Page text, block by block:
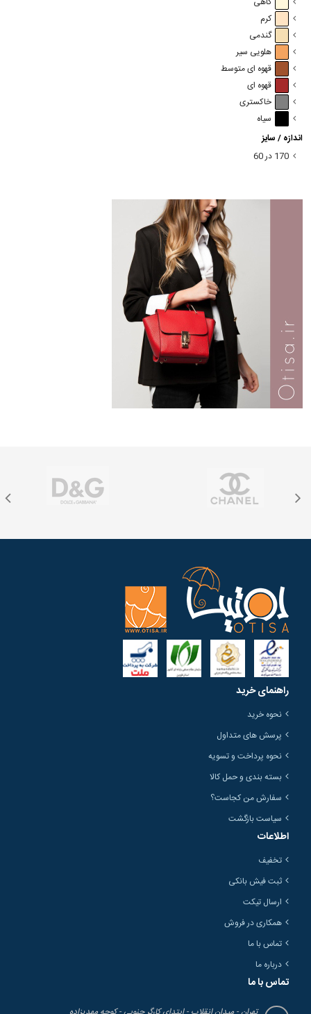
کرم
گندمی
هلویی سیر
قهوه ای متوسط
قهوه ای
خاکستری
سیاه
اندازه / سایز
170 در 60
راهنمای خرید
نحوه خرید
پرسش های متداول
نحوه پرداخت و تسویه
بسته بندی و حمل کالا
سفارش من کجاست؟
سیاست بازگشت
اطلاعات
تخفیف
ثبت فیش بانکی
ارسال تیکت
همکاری در فروش
تماس با ما
درباره ما
تماس با ما